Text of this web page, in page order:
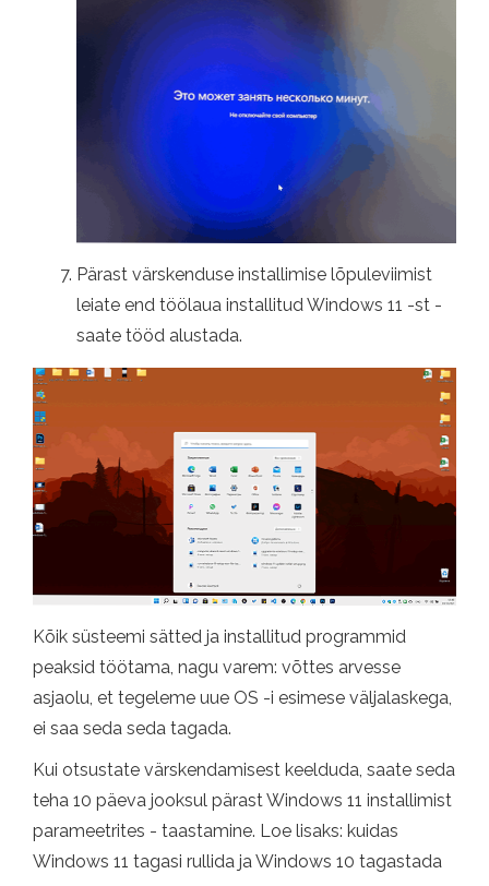
Pärast värskenduse installimise lõpuleviimist
leiate end töölaua installitud Windows 11 -st -
saate tööd alustada.
Kõik süsteemi sätted ja installitud programmid
peaksid töötama, nagu varem: võttes arvesse
asjaolu, et tegeleme uue OS -i esimese väljalaskega,
ei saa seda seda tagada.
Kui otsustate värskendamisest keelduda, saate seda
teha 10 päeva jooksul pärast Windows 11 installimist
parameetrites - taastamine. Loe lisaks: kuidas
Windows 11 tagasi rullida ja Windows 10 tagastada